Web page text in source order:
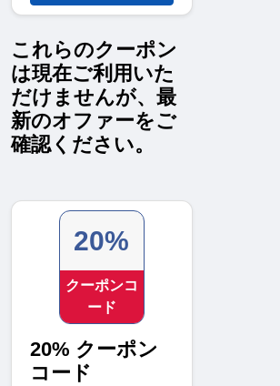
これらのクーポン
は現在ご利用いた
だけませんが、最
新のオファーをご
確認ください。
20%
クーポンコ
ード
20% クーポン
コード